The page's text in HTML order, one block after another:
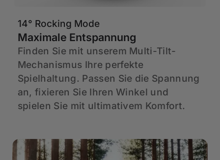
14° Rocking Mode
Maximale Entspannung
Finden Sie mit unserem Multi-Tilt-
Mechanismus Ihre perfekte
Spielhaltung. Passen Sie die Spannung
an, fixieren Sie Ihren Winkel und
spielen Sie mit ultimativem Komfort.